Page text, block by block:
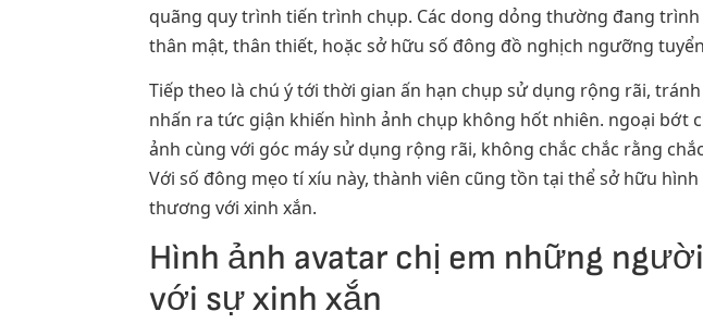
quãng quy trình tiến trình chụp. Các dong dỏng thường đang
thân mật, thân thiết, hoặc sở hữu số đông đồ nghịch ngưỡng
Tiếp theo là chú ý tới thời gian ấn hạn chụp sử dụng rộng rãi,
nhấn ra tức giận khiến hình ảnh chụp không hốt nhiên. ngoại bớt
ảnh cùng với góc máy sử dụng rộng rãi, không chắc chắc rằng
Với số đông mẹo tí xíu này, thành viên cũng tồn tại thể sở hữu
thương với xinh xắn.
Hình ảnh avatar chị em những
với sự xinh xắn